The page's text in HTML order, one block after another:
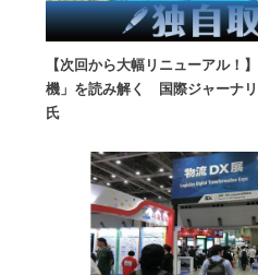
【次回から大幅リニューアル！
機」を読み解く 国際ジャーナ
氏